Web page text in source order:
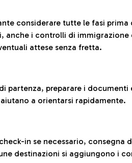
considerare tutte le fasi prima
anche i controlli di immigrazione
attese senza fretta.
partenza, preparare i documenti
a orientarsi rapidamente.
in se necessario, consegna
destinazioni si aggiungono i